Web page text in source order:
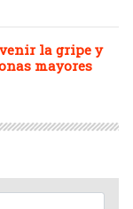
la gripe y
mayores